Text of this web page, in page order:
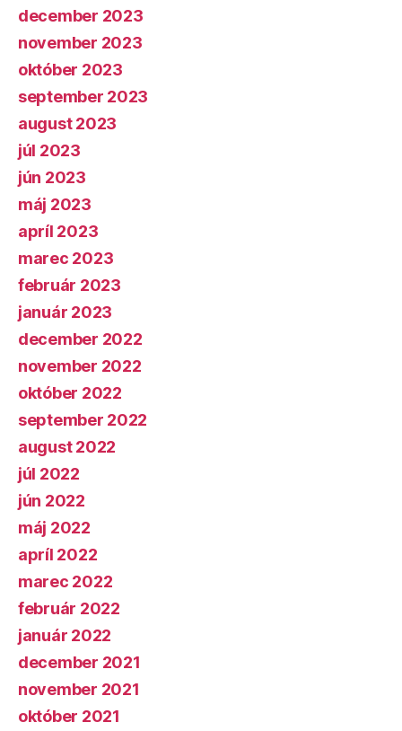
december 2023
november 2023
október 2023
september 2023
august 2023
júl 2023
jún 2023
máj 2023
apríl 2023
marec 2023
február 2023
január 2023
december 2022
november 2022
október 2022
september 2022
august 2022
júl 2022
jún 2022
máj 2022
apríl 2022
marec 2022
február 2022
január 2022
december 2021
november 2021
október 2021